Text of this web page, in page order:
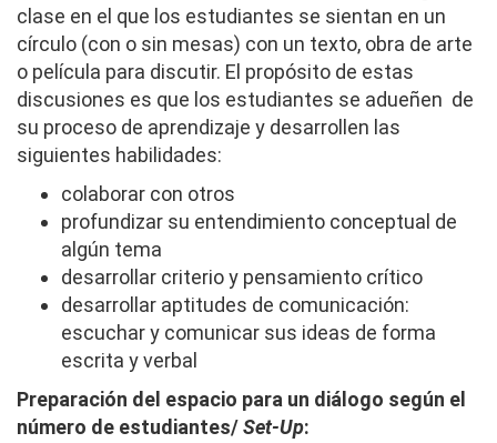
clase en el que los estudiantes se sientan en un
círculo (con o sin mesas) con un texto, obra de arte
o película para discutir. El propósito de estas
discusiones es que los estudiantes se adueñen de
su proceso de aprendizaje y desarrollen las
siguientes habilidades:
colaborar con otros
profundizar su entendimiento conceptual de
algún tema
desarrollar criterio y pensamiento crítico
desarrollar aptitudes de comunicación:
escuchar y comunicar sus ideas de forma
escrita y verbal
Preparación del espacio para un diálogo según el
número de estudiantes/Set-Up: